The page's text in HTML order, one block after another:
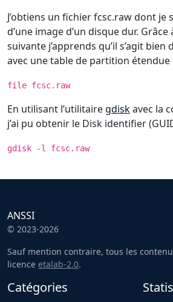
J’obtiens un fichier fcsc.raw dont je
d’une image d’un disque dur.
suivante j’apprends qu’il s’agit bien
avec une table de partition étendue
file fcsc.raw
En utilisant l’utilitairegdiskavec la
j’ai pu obtenir le Disk identifier
gdisk -l fcsc.raw
ANSSI
© 2023-2026
Sauf mention contraire, tous les
licence etalab-2.0.
Catégories